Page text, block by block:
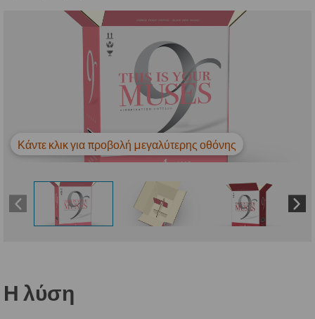
Carousel. Use previous and next buttons to move
Κάντε κλικ για προβολή μεγαλύτερης οθόνης
Η λύση